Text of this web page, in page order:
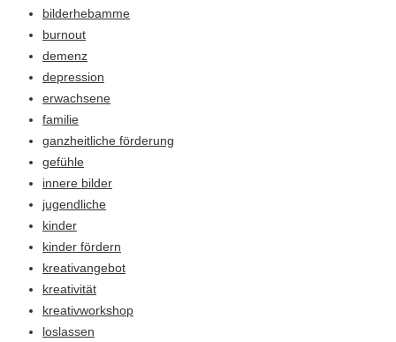
bilderhebamme
burnout
demenz
depression
erwachsene
familie
ganzheitliche förderung
gefühle
innere bilder
jugendliche
kinder
kinder fördern
kreativangebot
kreativität
kreativworkshop
loslassen